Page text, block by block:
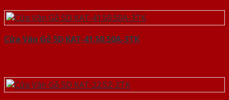
Cửa Vân Gỗ 5D KAT-41.50.50A-3TK